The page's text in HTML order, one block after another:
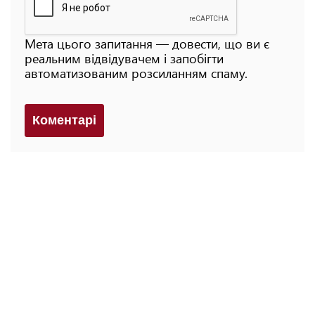
Мета цього запитання — довести, що ви є
реальним відвідувачем і запобігти
автоматизованим розсиланням спаму.
Коментарi